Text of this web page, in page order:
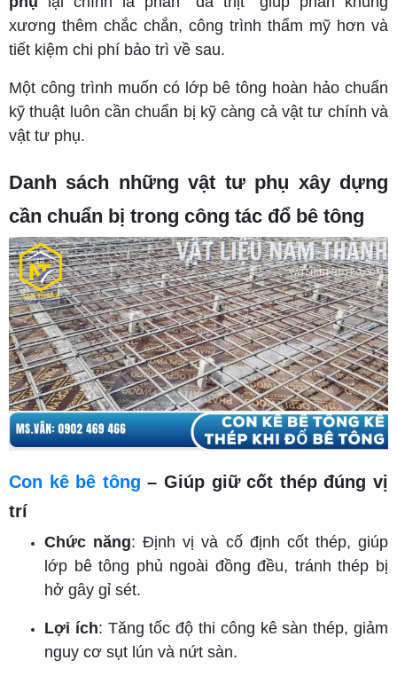
xương thêm chắc chắn, công trình thẩm mỹ hơn và
tiết kiệm chi phí bảo trì về sau.
Một công trình muốn có lớp bê tông hoàn hảo chuẩn
kỹ thuật luôn cần chuẩn bị kỹ càng cả vật tư chính và
vật tư phụ.
Danh sách những vật tư phụ xây dựng
cần chuẩn bị trong công tác đổ bê tông
Con kê bê tông – Giúp giữ cốt thép đúng vị
trí
Chức năng: Định vị và cố định cốt thép, giúp
lớp bê tông phủ ngoài đồng đều, tránh thép bị
hở gây gỉ sét.
Lợi ích: Tăng tốc độ thi công kê sàn thép, giảm
nguy cơ sụt lún và nứt sàn.